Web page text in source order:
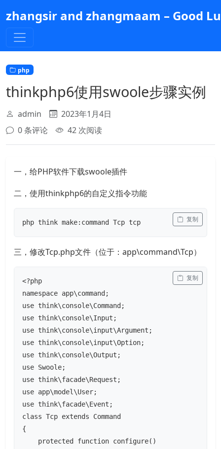
到
主
内
容
zhangsir and zhangmaam – Good
php
thinkphp6使用swoole步骤实例
admin
2023年1月4日
0 条评论
42 次阅读
一，给PHP软件下载swoole插件
二，使用thinkphp6的自定义指令功能
php think make:command Tcp tcp 复制
三，修改Tcp.php文件（位于：app\command\Tcp）
<?php
namespace app\command;
use think\console\Command;
use think\console\Input;
use think\console\input\Argument;
use think\console\input\Option;
use think\console\Output;
use Swoole;
use think\facade\Request;
use app\model\User;
use think\facade\Event;
class Tcp extends Command
{
protected function configure()
复制